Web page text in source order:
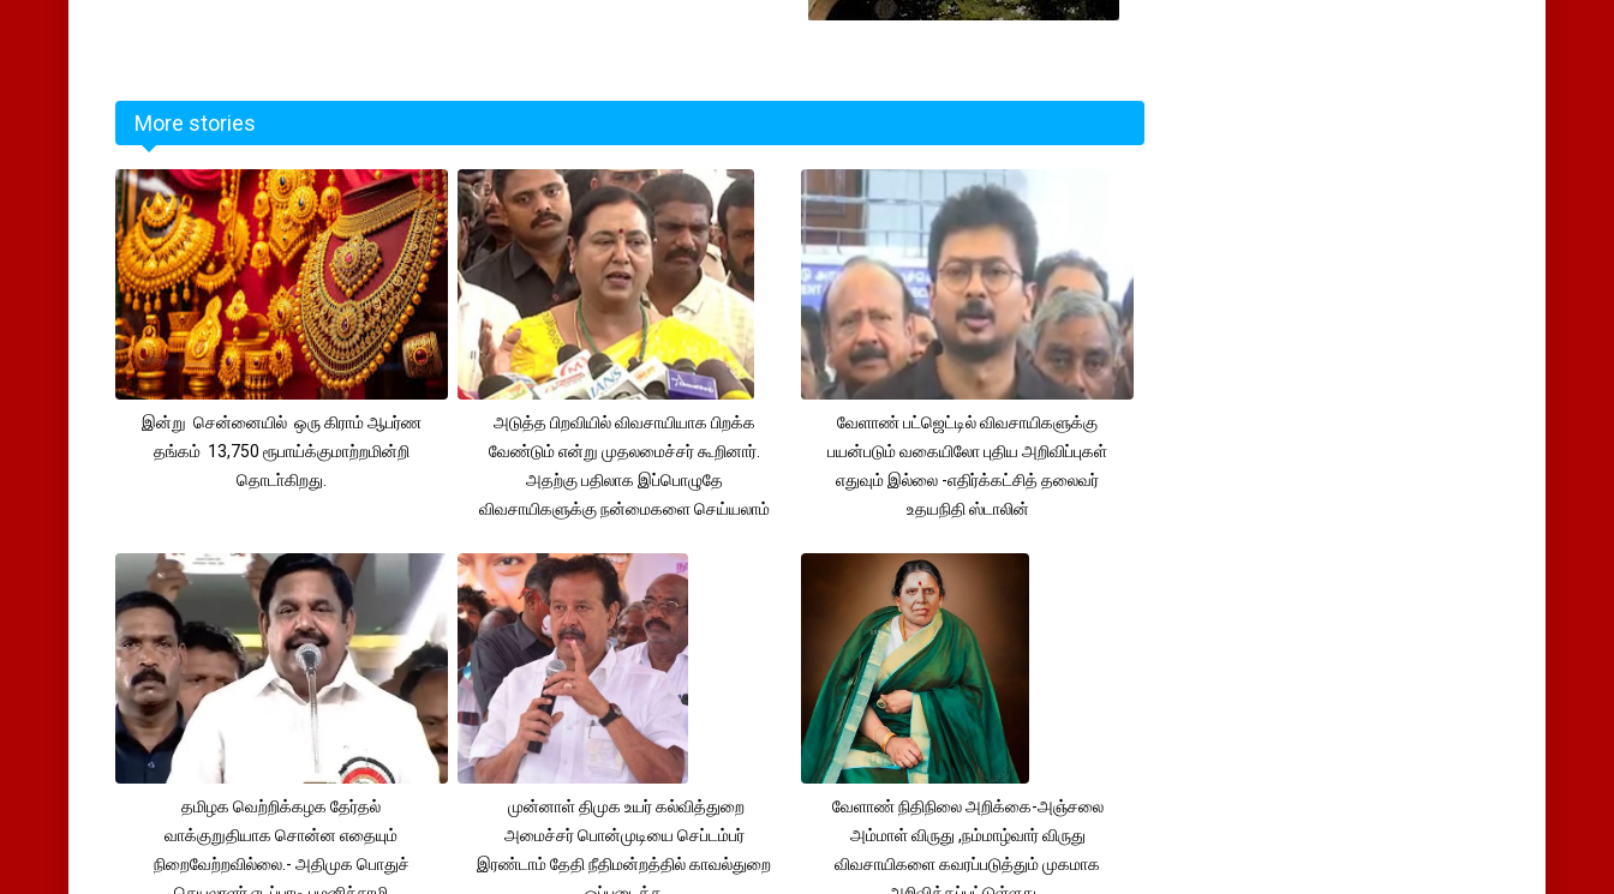
More stories
இன்று சென்னையில் ஒரு கிராம் ஆபர்ண
தங்கம் 13,750 ரூபாய்க்குமாற்றமின்றி
தொடா்கிறது.
அடுத்த பிறவியில் விவசாயியாக பிறக்க
வேண்டும் என்று முதலமைச்சர் கூறினார்.
அதற்கு பதிலாக இப்பொழுதே
விவசாயிகளுக்கு நன்மைகளை செய்யலாம்
வேளாண் பட்ஜெட்டில் விவசாயிகளுக்கு
பயன்படும் வகையிலோ புதிய அறிவிப்புகள்
எதுவும் இல்லை -எதிர்க்கட்சித் தலைவர்
உதயநிதி ஸ்டாலின்
தமிழக வெற்றிக்கழக தேர்தல்
வாக்குறுதியாக சொன்ன எதையும்
நிறைவேற்றவில்லை.- அதிமுக பொதுச்
முன்னாள் திமுக உயர் கல்வித்துறை
அமைச்சர் பொன்முடியை செப்டம்பர்
இரண்டாம் தேதி நீதிமன்றத்தில் காவல்துறை
வேளாண் நிதிநிலை அறிக்கை-அஞ்சலை
அம்மாள் விருது ,நம்மாழ்வார் விருது
விவசாயிகளை கவரப்படுத்தும் முகமாக